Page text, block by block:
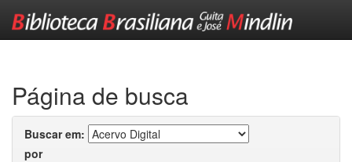
Página de busca
Buscar em:
por